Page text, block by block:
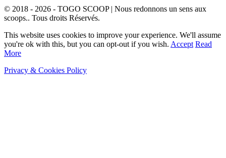
© 2018 - 2026 - TOGO SCOOP | Nous redonnons un sens aux
scoops.. Tous droits Réservés.
This website uses cookies to improve your experience. We'll assume
you're ok with this, but you can opt-out if you wish. Accept Read
More
Privacy & Cookies Policy